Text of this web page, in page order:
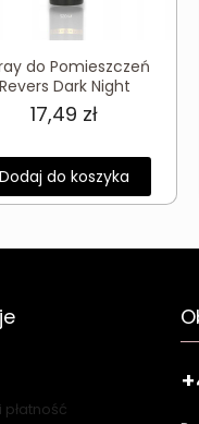
do Pomieszczeń
Revers Dark Night
17,49 zł
Dodaj do koszyka
płatność